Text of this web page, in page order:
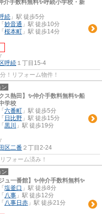
介手数料無料✨️呼続小学校・新
続 」駅 徒歩5分
「 妙音通 」駅 徒歩10分
「 桜本町 」駅 徒歩14分
呼続 １丁目15-4
！リフォーム物件！
ン
ス熱田】✨️仲介手数料無料✨️船
学校
「 六番町 」駅 徒歩5分
「 日比野 」駅 徒歩15分
「 黒川
」駅 徒歩19分
区二番 ２丁目2-24
フォーム済み！
ン
ュ一番館】✨️仲介手数料無料✨️
「 塩釜口 」駅 徒歩8分
「 八事 」駅 徒歩12分
「 八事日赤 」駅 徒歩21分